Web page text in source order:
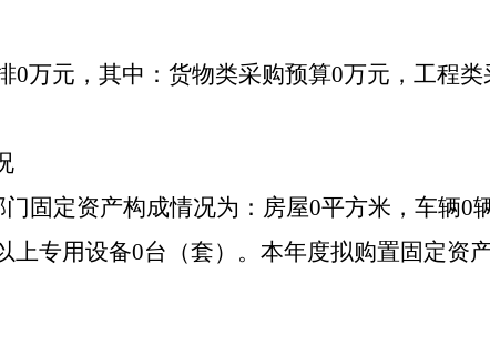
0万元，其中：货物类采购预算0万元，工程类
门固定资产构成情况为：房屋0平方米，车辆0
上专用设备0台（套）。本年度拟购置固定资